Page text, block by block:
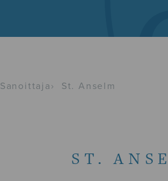
Sanoittaja › St. Anselm
ST.